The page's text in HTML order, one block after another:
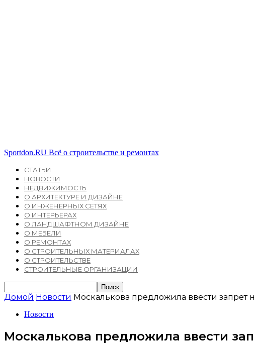
Sportdon.RU Всё о строительстве и ремонтах
СТАТЬИ
НОВОСТИ
НЕДВИЖИМОСТЬ
О АРХИТЕКТУРЕ И ДИЗАЙНЕ
О ИНЖЕНЕРНЫХ СЕТЯХ
О ИНТЕРЬЕРАХ
О ЛАНДШАФТНОМ ДИЗАЙНЕ
О МЕБЕЛИ
О РЕМОНТАХ
О СТРОИТЕЛЬНЫХ МАТЕРИАЛАХ
О СТРОИТЕЛЬСТВЕ
СТРОИТЕЛЬНЫЕ ОРГАНИЗАЦИИ
Домой Новости Москалькова предложила ввести запрет
Новости
Москалькова предложила ввести